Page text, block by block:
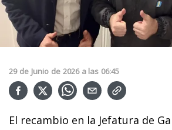
29 de Junio de 2026 a las 06:45
El recambio en la Jefatura de